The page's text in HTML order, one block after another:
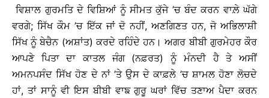
ਵਿਸ਼ਾਲ ਗੁਰਮਤਿ ਦੇ ਵਿਸ਼ਿਆਂ ਨੂੰ ਸੀਮਤ ਕੁੱਜੇ ’ਚ ਬੰਦ ਕਰਨ ਵਾਲ਼ੇ ਘੱਗੇ
ਵਰਗੇ; ਸਿੱਖ ਕੌਮ ’ਚ ਇੱਕ ਜਾਂ ਦੋ ਨਹੀਂ, ਅਣਗਿਣਤ ਹਨ, ਜੋ ਅਭਿਲਾਸ਼ੀ
ਸਿੱਖ ਨੂੰ ਬੇਚੈਨ (ਅਸ਼ਾਂਤ) ਕਰਦੇ ਰਹਿੰਦੇ ਹਨ।ਅਗਰ ਬੀਬੀ ਗੁਰਮੇਹਰ ਕੌਰ
ਆਪਣੇ ਪਿਤਾ ਦਾ ਕਾਤਲ ਜੰਗ (ਨਫ਼ਰਤ) ਨੂੰ ਮੰਨਦੀ ਹੈ ਤੇ ਅਸੀਂ
ਅਮਨਪਸੰਦ ਸਿੱਖ ਹੋਣ ਦੇ ਨਾਂ ’ਤੇ ਉਸ ਦੇ ਕਾਫ਼ਲੇ ’ਚ ਸ਼ਾਮਲ ਹੋਣਾ ਲੋਚਦੇ
ਹਾਂ, ਤਾਂ ਸਾਨੂੰ ਵੀ ਇਸ ਬੀਬੀ ਵਾਙ ਗੁਰੂ ਘਰਾਂ ਵਿੱਚ ਤਣਾਅ ਪੈਦਾ ਕਰਨ